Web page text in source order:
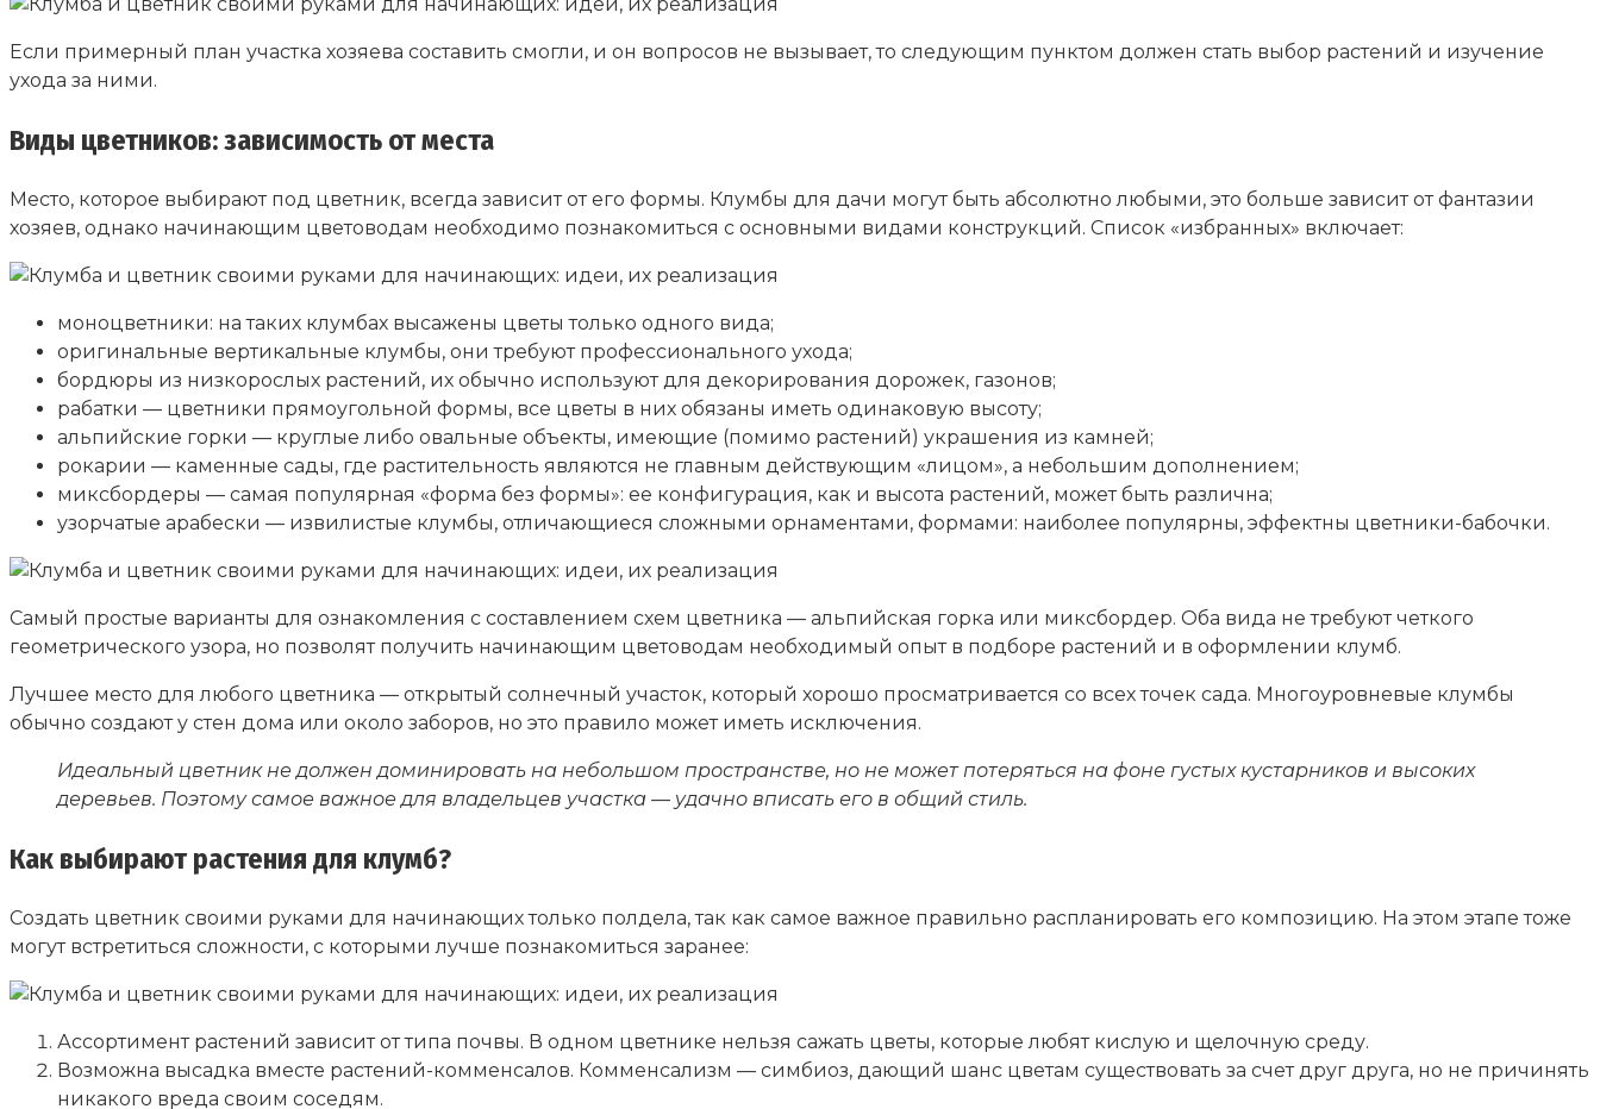
Если примерный план участка хозяева составить смогли, и он вопросов не вызывает, то следующим пунктом должен стать выбор растений и изучение
ухода за ними.
Виды цветников: зависимость от места
Место, которое выбирают под цветник, всегда зависит от его формы. Клумбы для дачи могут быть абсолютно любыми, это больше зависит от фантазии
хозяев, однако начинающим цветоводам необходимо познакомиться с основными видами конструкций. Список «избранных» включает:
моноцветники: на таких клумбах высажены цветы только одного вида;
оригинальные вертикальные клумбы, они требуют профессионального ухода;
бордюры из низкорослых растений, их обычно используют для декорирования дорожек, газонов;
рабатки — цветники прямоугольной формы, все цветы в них обязаны иметь одинаковую высоту;
альпийские горки — круглые либо овальные объекты, имеющие (помимо растений) украшения из камней;
рокарии — каменные сады, где растительность являются не главным действующим «лицом», а небольшим дополнением;
миксбордеры — самая популярная «форма без формы»: ее конфигурация, как и высота растений, может быть различна;
узорчатые арабески — извилистые клумбы, отличающиеся сложными орнаментами, формами: наиболее популярны, эффектны цветники-бабочки.
Самый простые варианты для ознакомления с составлением схем цветника — альпийская горка или миксбордер. Оба вида не требуют четкого
геометрического узора, но позволят получить начинающим цветоводам необходимый опыт в подборе растений и в оформлении клумб.
Лучшее место для любого цветника — открытый солнечный участок, который хорошо просматривается со всех точек сада. Многоуровневые клумбы
обычно создают у стен дома или около заборов, но это правило может иметь исключения.
Идеальный цветник не должен доминировать на небольшом пространстве, но не может потеряться на фоне густых кустарников и высоких
деревьев. Поэтому самое важное для владельцев участка — удачно вписать его в общий стиль.
Как выбирают растения для клумб?
Создать цветник своими руками для начинающих только полдела, так как самое важное правильно распланировать его композицию. На этом этапе тоже
могут встретиться сложности, с которыми лучше познакомиться заранее:
Ассортимент растений зависит от типа почвы. В одном цветнике нельзя сажать цветы, которые любят кислую и щелочную среду.
Возможна высадка вместе растений-комменсалов. Комменсализм — симбиоз, дающий шанс цветам существовать за счет друг друга, но не причинять
никакого вреда своим соседям.